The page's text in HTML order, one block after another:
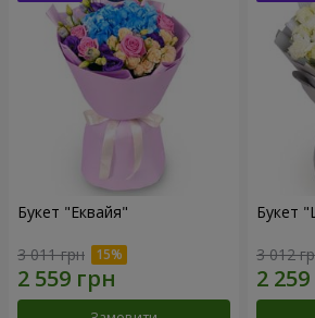
Букет "Еквайя"
3 011 грн
Букет
3 012